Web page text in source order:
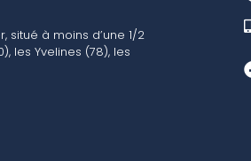
situé à moins d’une 1/2
les Yvelines (78), les